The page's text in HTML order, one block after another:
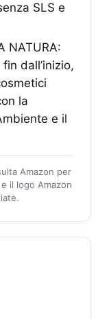
SLS e
NATURA:
dall’inizio,
la
e il
Amazon per
il logo Amazon